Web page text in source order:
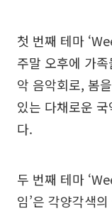
첫 번째 테마
주말 오후에 가
악 음악회로, 봄
있는 다채로운
다.
두 번째 테마
임’은 각양각색